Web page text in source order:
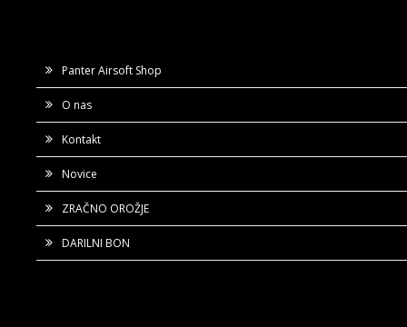
Panter Airsoft Shop
O nas
Kontakt
Novice
ZRAČNO OROŽJE
DARILNI BON